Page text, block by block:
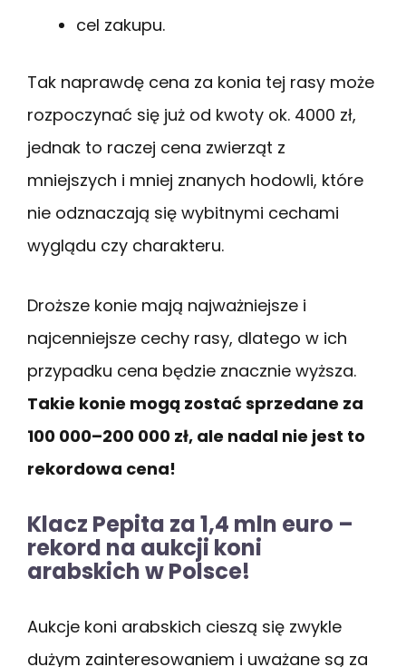
cel zakupu.
Tak naprawdę cena za konia tej rasy może
rozpoczynać się już od kwoty ok. 4000 zł,
jednak to raczej cena zwierząt z
mniejszych i mniej znanych hodowli, które
nie odznaczają się wybitnymi cechami
wyglądu czy charakteru.
Droższe konie mają najważniejsze i
najcenniejsze cechy rasy, dlatego w ich
przypadku cena będzie znacznie wyższa.
Takie konie mogą zostać sprzedane za
100 000–200 000 zł, ale nadal nie jest to
rekordowa cena!
Klacz Pepita za 1,4 mln euro –
rekord na aukcji koni
arabskich w Polsce!
Aukcje koni arabskich cieszą się zwykle
dużym zainteresowaniem i uważane są za